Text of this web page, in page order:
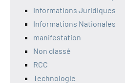
Informations Juridiques
Informations Nationales
manifestation
Non classé
RCC
Technologie